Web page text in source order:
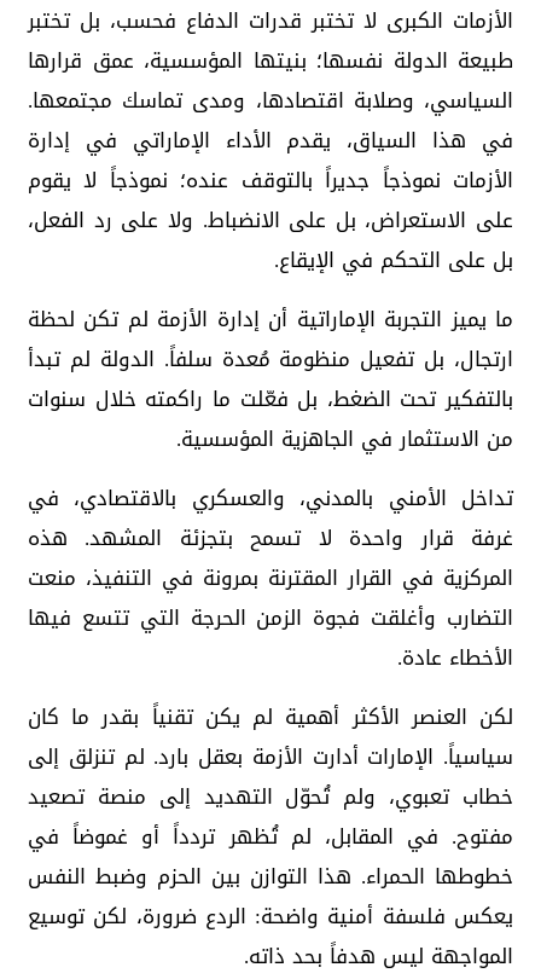
الأزمات الكبرى لا تختبر قدرات الدفاع فحسب، بل تختبر
طبيعة الدولة نفسها؛ بنيتها المؤسسية، عمق قرارها
السياسي، وصلابة اقتصادها، ومدى تماسك مجتمعها.
في هذا السياق، يقدم الأداء الإماراتي في إدارة
الأزمات نموذجاً جديراً بالتوقف عنده؛ نموذجاً لا يقوم
على الاستعراض، بل على الانضباط. ولا على رد الفعل،
بل على التحكم في الإيقاع.
ما يميز التجربة الإماراتية أن إدارة الأزمة لم تكن لحظة
ارتجال، بل تفعيل منظومة مُعدة سلفاً. الدولة لم تبدأ
بالتفكير تحت الضغط، بل فعّلت ما راكمته خلال سنوات
من الاستثمار في الجاهزية المؤسسية.
تداخل الأمني بالمدني، والعسكري بالاقتصادي، في
غرفة قرار واحدة لا تسمح بتجزئة المشهد. هذه
المركزية في القرار المقترنة بمرونة في التنفيذ، منعت
التضارب وأغلقت فجوة الزمن الحرجة التي تتسع فيها
الأخطاء عادة.
لكن العنصر الأكثر أهمية لم يكن تقنياً بقدر ما كان
سياسياً. الإمارات أدارت الأزمة بعقل بارد. لم تنزلق إلى
خطاب تعبوي، ولم تُحوّل التهديد إلى منصة تصعيد
مفتوح. في المقابل، لم تُظهر تردداً أو غموضاً في
خطوطها الحمراء. هذا التوازن بين الحزم وضبط النفس
يعكس فلسفة أمنية واضحة: الردع ضرورة، لكن توسيع
المواجهة ليس هدفاً بحد ذاته.